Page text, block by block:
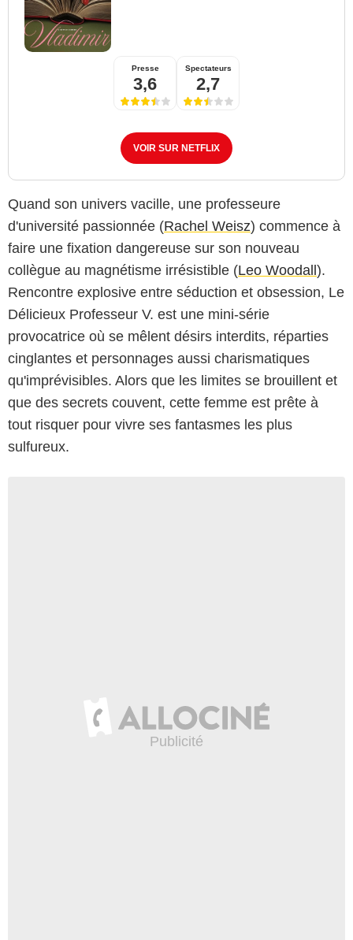
Presse
3,6
Spectateurs
2,7
VOIR SUR NETFLIX
Quand son univers vacille, une professeure
d'université passionnée (Rachel Weisz) commence à
faire une fixation dangereuse sur son nouveau
collègue au magnétisme irrésistible (Leo Woodall).
Rencontre explosive entre séduction et obsession, Le
Délicieux Professeur V. est une mini-série
provocatrice où se mêlent désirs interdits, réparties
cinglantes et personnages aussi charismatiques
qu'imprévisibles. Alors que les limites se brouillent et
que des secrets couvent, cette femme est prête à
tout risquer pour vivre ses fantasmes les plus
sulfureux.